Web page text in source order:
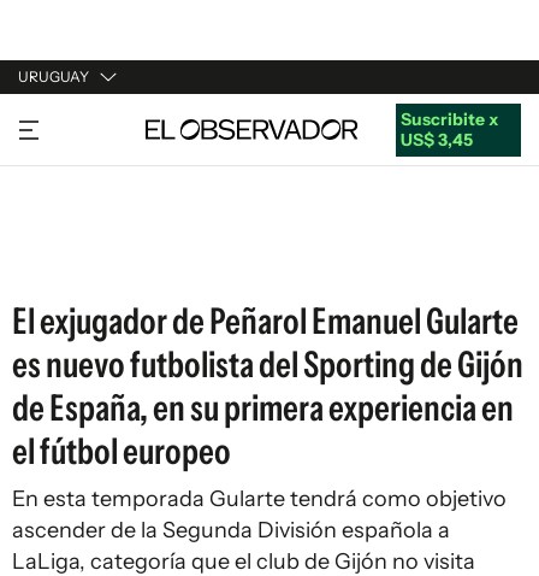
URUGUAY
URUGUAY
ARGENTINA
Suscribite x
US$ 3,45
El exjugador de Peñarol Emanuel Gularte
es nuevo futbolista del Sporting de Gijón
de España, en su primera experiencia en
el fútbol europeo
En esta temporada Gularte tendrá como objetivo
ascender de la Segunda División española a
LaLiga, categoría que el club de Gijón no visita